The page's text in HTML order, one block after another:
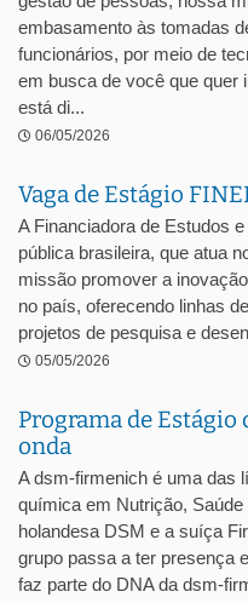
embasamento às tomadas
funcionários, por meio de
em busca de você que quer
está di...
06/05/2026
Vaga de Estágio
A Financiadora de Estudos
pública brasileira, que atua
missão promover a
no país, oferecendo linhas
projetos de pesquisa e
05/05/2026
Programa de
onda
A dsm-firmenich é uma das
química em Nutrição,
holandesa DSM e a suíça
grupo passa a ter presença
faz parte do DNA da dsm-